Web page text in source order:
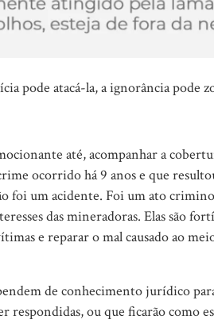
pode atacá-la, a ignorância pode
até, acompanhar a
ocorrido há 9 anos e que
foi um acidente. Foi um ato
das mineradoras. Elas são
e reparar o mal causado ao
de conhecimento jurídico
respondidas, ou que ficarão como